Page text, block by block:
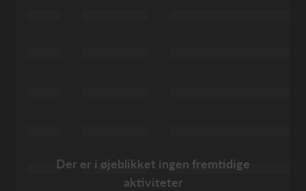
Der er i øjeblikket ingen fremtidige
aktiviteter